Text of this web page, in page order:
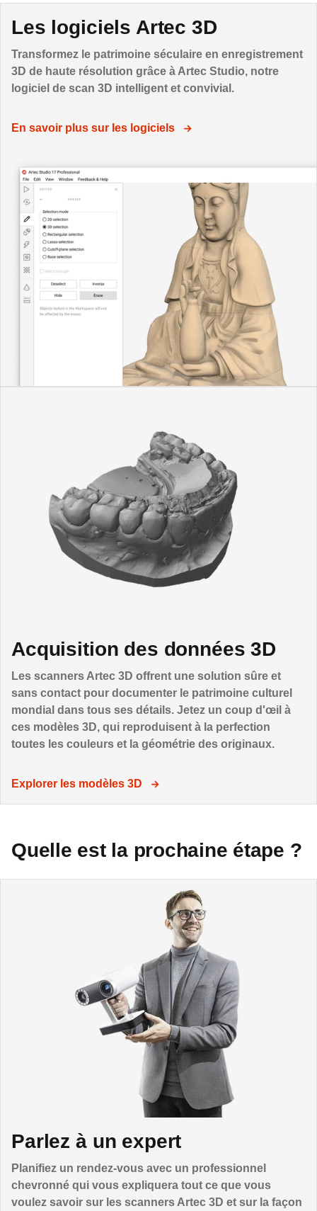
Les logiciels Artec 3D
Transformez le patrimoine séculaire en enregistrement
3D de haute résolution grâce à Artec Studio, notre
logiciel de scan 3D intelligent et convivial.
En savoir plus sur les logiciels
Acquisition des données 3D
Les scanners Artec 3D offrent une solution sûre et
sans contact pour documenter le patrimoine culturel
mondial dans tous ses détails. Jetez un coup d'œil à
ces modèles 3D, qui reproduisent à la perfection
toutes les couleurs et la géométrie des originaux.
Explorer les modèles 3D
Quelle est la prochaine étape ?
Parlez à un expert
Planifiez un rendez-vous avec un professionnel
chevronné qui vous expliquera tout ce que vous
voulez savoir sur les scanners Artec 3D et sur la façon